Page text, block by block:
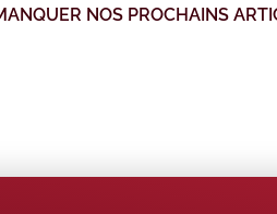
NOS PROCHAINS